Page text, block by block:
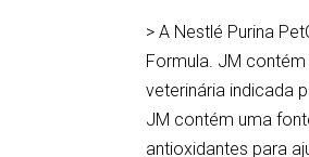
> A Nestlé Purina
Formula. JM
veterinária indicada
JM contém uma
antioxidantes para